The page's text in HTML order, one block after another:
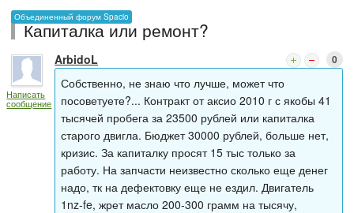
Форумы
Сервисы и услуги
Новости
Объединенный форум Spacio
Капиталка или ремонт?
Написать
сообщение
ArbidoL 0
Собственно, не знаю что лучше, может что
посоветуете?... Контракт от аксио 2010 г с якобы 41
тысячей пробега за 23500 рублей или капиталка
старого двигла. Бюджет 30000 рублей, больше нет,
кризис. За капиталку просят 15 тыс только за
работу. На запчасти неизвестно сколько еще денег
надо, тк на дефектовку еще не ездил. Двигатель
1nz-fe, жрет масло 200-300 грамм на тысячу,